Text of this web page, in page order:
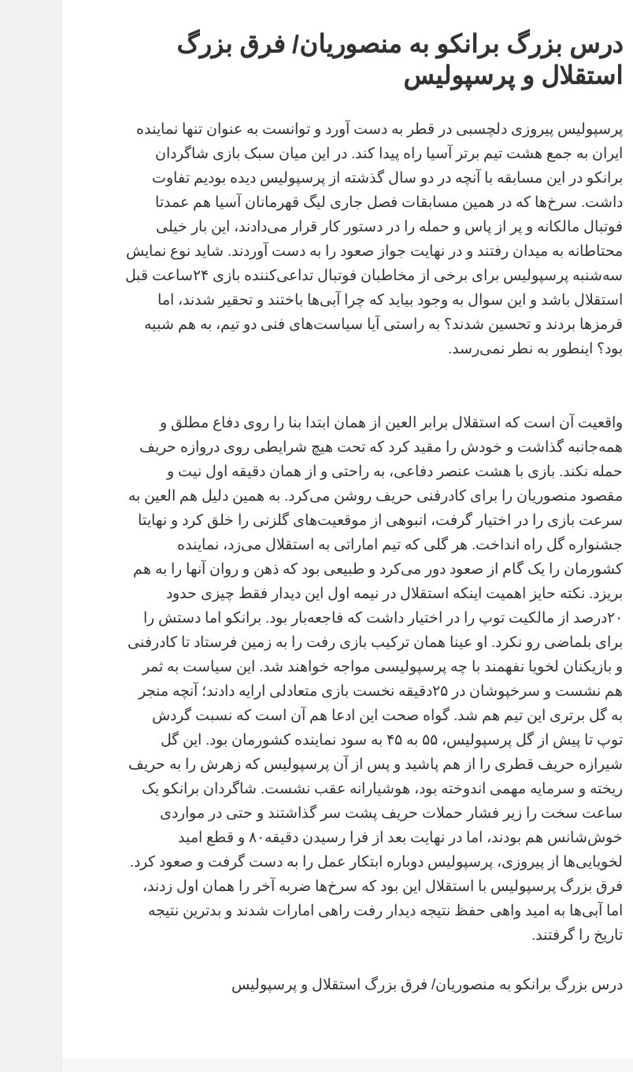
درس بزرگ برانکو به منصوریان/ فرق بزرگ
استقلال و پرسپولیس
پرسپولیس پیروزی دلچسبی در قطر به دست آورد و توانست به عنوان تنها نماینده
ایران به جمع هشت تیم برتر آسیا راه پیدا کند. در این میان سبک بازی شاگردان
برانکو در این مسابقه با آنچه در دو سال گذشته از پرسپولیس دیده بودیم تفاوت
داشت. سرخ‌ها که در همین مسابقات فصل جاری لیگ قهرمانان آسیا هم عمدتا
فوتبال مالکانه و پر از پاس و حمله را در دستور کار قرار می‌دادند، این بار خیلی
محتاطانه به میدان رفتند و در نهایت جواز صعود را به دست آوردند. شاید نوع نمایش
سه‌شنبه پرسپولیس برای برخی از مخاطبان فوتبال تداعی‌کننده بازی ۲۴ساعت قبل
استقلال باشد و این سوال به وجود بیاید که چرا آبی‌ها باختند و تحقیر شدند، اما
قرمزها بردند و تحسین شدند؟ به راستی آیا سیاست‌های فنی دو تیم، به هم شبیه
بود؟ اینطور به نطر نمی‌رسد.
واقعیت آن است که استقلال برابر العین از همان ابتدا بنا را روی دفاع مطلق و
همه‌جانبه گذاشت و خودش را مقید کرد که تحت هیچ شرایطی روی دروازه حریف
حمله نکند. بازی با هشت عنصر دفاعی، به راحتی و از همان دقیقه اول نیت و
مقصود منصوریان را برای کادرفنی حریف روشن می‌کرد. به همین دلیل هم العین به
سرعت بازی را در اختیار گرفت، انبوهی از موقعیت‌های گلزنی را خلق کرد و نهایتا
جشنواره گل راه انداخت. هر گلی که تیم اماراتی به استقلال می‌زد، نماینده
کشورمان را یک گام از صعود دور می‌کرد و طبیعی بود که ذهن و روان آنها را به هم
بریزد. نکته حایز اهمیت اینکه استقلال در نیمه اول این دیدار فقط چیزی حدود
۲۰درصد از مالکیت توپ را در اختیار داشت که فاجعه‌بار بود. برانکو اما دستش را
برای بلماضی رو نکرد. او عینا همان ترکیب بازی رفت را به زمین فرستاد تا کادرفنی
و بازیکنان لخویا نفهمند با چه پرسپولیسی مواجه خواهند شد. این سیاست به ثمر
هم نشست و سرخپوشان در ۲۵دقیقه نخست بازی متعادلی ارایه دادند؛ آنچه منجر
به گل برتری این تیم هم شد. گواه صحت این ادعا هم آن است که نسبت گردش
توپ تا پیش از گل پرسپولیس، ۵۵ به ۴۵ به سود نماینده کشورمان بود. این گل
شیرازه حریف قطری را از هم پاشید و پس از آن پرسپولیس که زهرش را به حریف
ریخته و سرمایه مهمی اندوخته بود، هوشیارانه عقب نشست. شاگردان برانکو یک
ساعت سخت را زیر فشار حملات حریف پشت سر گذاشتند و حتی در مواردی
خوش‌شانس هم بودند، اما در نهایت بعد از فرا رسیدن دقیقه۸۰ و قطع امید
لخویایی‌ها از پیروزی، پرسپولیس دوباره ابتکار عمل را به دست گرفت و صعود کرد.
فرق بزرگ پرسپولیس با استقلال این بود که سرخ‌ها ضربه آخر را همان اول زدند،
اما آبی‌ها به امید واهی حفظ نتیجه دیدار رفت راهی امارات شدند و بدترین نتیجه
تاریخ را گرفتند.
درس بزرگ برانکو به منصوریان/ فرق بزرگ استقلال و پرسپولیس